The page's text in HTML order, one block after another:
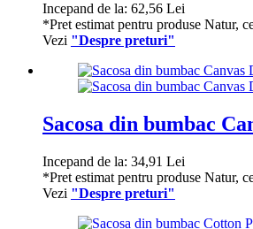
Incepand de la: 62,56 Lei
*Pret estimat pentru produse Natur,
Vezi "Despre preturi"
Sacosa din bumbac
Incepand de la: 34,91 Lei
*Pret estimat pentru produse Natur,
Vezi "Despre preturi"